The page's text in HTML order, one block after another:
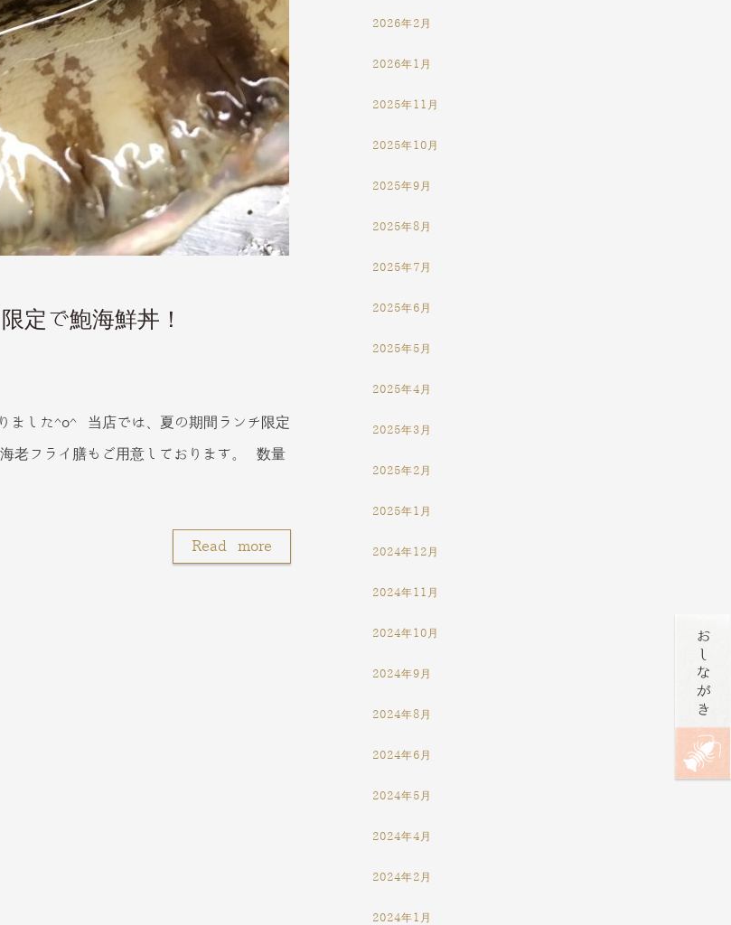
定で鮑海鮮丼！
ました^o^ 当店では、夏の期間ランチ限定
老フライ膳もご用意しております。 数量
Read more
2026年2月
2026年1月
2025年11月
2025年10月
2025年9月
2025年8月
2025年7月
2025年6月
2025年5月
2025年4月
2025年3月
2025年2月
2025年1月
2024年12月
2024年11月
2024年10月
2024年9月
2024年8月
2024年6月
2024年5月
2024年4月
2024年2月
2024年1月